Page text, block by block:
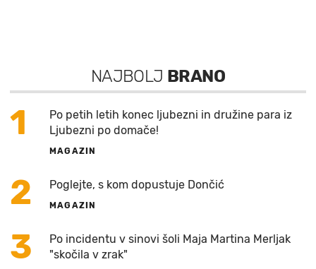
NAJBOLJ BRANO
1
Po petih letih konec ljubezni in družine para iz
Ljubezni po domače!
MAGAZIN
2 Poglejte, s kom dopustuje Dončić
MAGAZIN
3
Po incidentu v sinovi šoli Maja Martina Merljak
"skočila v zrak"